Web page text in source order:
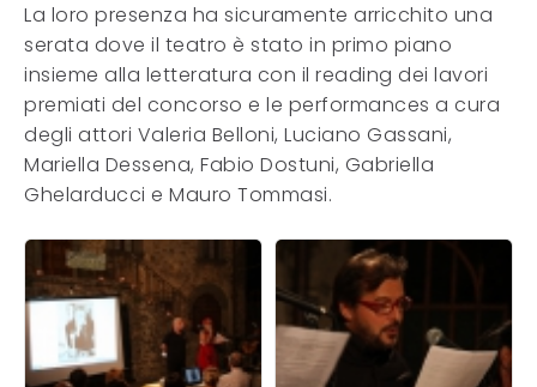
La loro presenza ha sicuramente arricchito una
serata dove il teatro è stato in primo piano
insieme alla letteratura con il reading dei lavori
premiati del concorso e le performances a cura
degli attori Valeria Belloni, Luciano Gassani,
Mariella Dessena, Fabio Dostuni, Gabriella
Ghelarducci e Mauro Tommasi.